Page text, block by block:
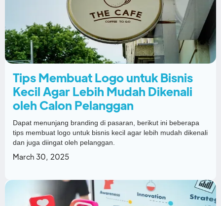
Tips Membuat Logo untuk Bisnis
Kecil Agar Lebih Mudah Dikenali
oleh Calon Pelanggan
Dapat menunjang branding di pasaran, berikut ini beberapa
tips membuat logo untuk bisnis kecil agar lebih mudah dikenali
dan juga diingat oleh pelanggan.
March 30, 2025